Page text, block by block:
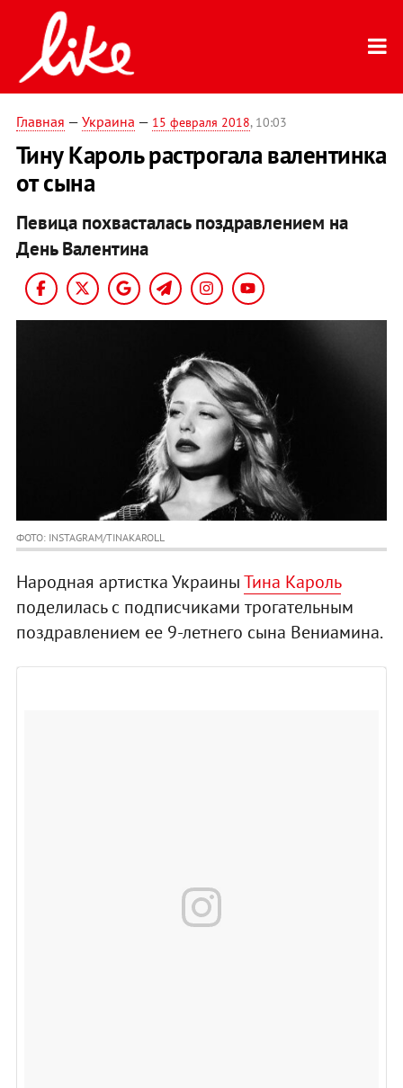
Главная — Украина — 15 февраля 2018, 10:03
Тину Кароль растрогала валентинка
от сына
Певица похвасталась поздравлением на
День Валентина
ФОТО: INSTAGRAM/TINAKAROLL
Народная артистка УкраиныТина Кароль
поделилась с подписчиками трогательным
поздравлением ее 9-летнего сына Вениамина.